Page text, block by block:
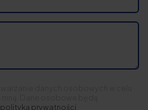
polityką prywatności